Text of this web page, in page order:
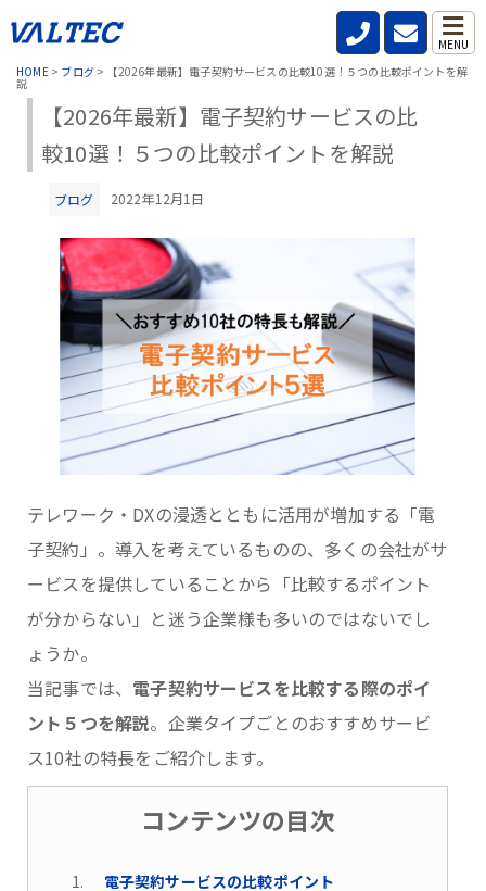
MENU
HOME> ブログ> 【2026年最新】電子契約サービスの比較10選！５つの比較ポイントを解
説
【2026年最新】電子契約サービスの比
較10選！５つの比較ポイントを解説
ブログ 2022年12月1日
テレワーク・DXの浸透とともに活用が増加する「電
子契約」。導入を考えているものの、多くの会社がサ
ービスを提供していることから「比較するポイント
が分からない」と迷う企業様も多いのではないでし
ょうか。
当記事では、 電子契約サービスを比較する際のポイ
ント５つを解説。企業タイプごとのおすすめサービ
ス10社の特長をご紹介します。
コンテンツの目次
電子契約サービスの比較ポイント